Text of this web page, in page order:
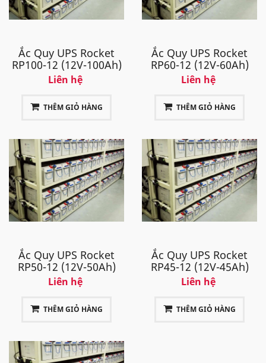
Ắc Quy UPS Rocket
RP100-12 (12V-100Ah)
Liên hệ
THÊM GIỎ HÀNG
Ắc Quy UPS Rocket
RP60-12 (12V-60Ah)
Liên hệ
THÊM GIỎ HÀNG
Ắc Quy UPS Rocket
RP50-12 (12V-50Ah)
Liên hệ
THÊM GIỎ HÀNG
Ắc Quy UPS Rocket
RP45-12 (12V-45Ah)
Liên hệ
THÊM GIỎ HÀNG